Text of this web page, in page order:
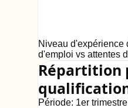
Niveau d'expérience
d'emploi vs attentes
Répartition
Période: 1er